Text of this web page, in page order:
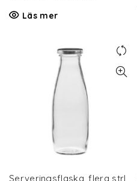
Läs mer
Serveringsflaska, flera strl